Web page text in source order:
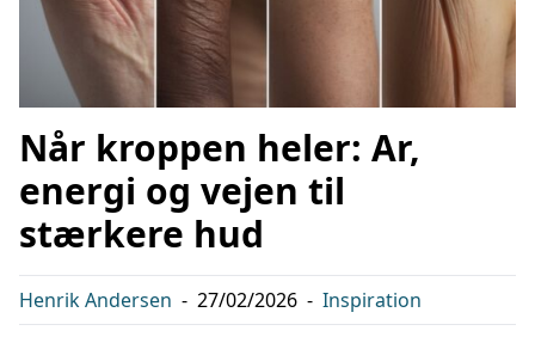
Når kroppen heler: Ar,
energi og vejen til
stærkere hud
Henrik Andersen - 27/02/2026 - Inspiration